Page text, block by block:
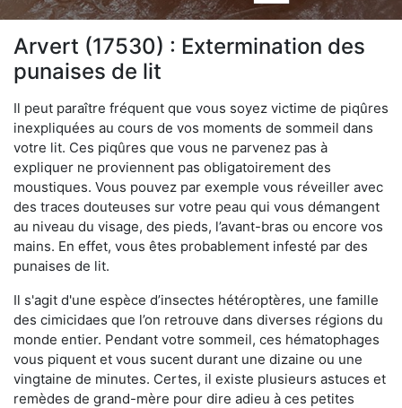
Arvert (17530) : Extermination des
punaises de lit
Il peut paraître fréquent que vous soyez victime de piqûres
inexpliquées au cours de vos moments de sommeil dans
votre lit. Ces piqûres que vous ne parvenez pas à
expliquer ne proviennent pas obligatoirement des
moustiques. Vous pouvez par exemple vous réveiller avec
des traces douteuses sur votre peau qui vous démangent
au niveau du visage, des pieds, l’avant-bras ou encore vos
mains. En effet, vous êtes probablement infesté par des
punaises de lit.
Il s'agit d'une espèce d’insectes hétéroptères, une famille
des cimicidaes que l’on retrouve dans diverses régions du
monde entier. Pendant votre sommeil, ces hématophages
vous piquent et vous sucent durant une dizaine ou une
vingtaine de minutes. Certes, il existe plusieurs astuces et
remèdes de grand-mère pour dire adieu à ces petites